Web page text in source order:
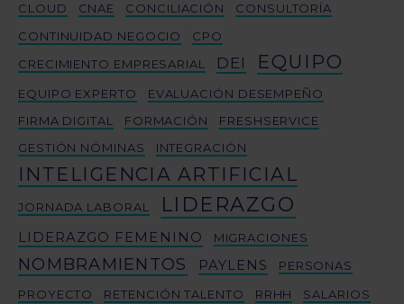
CLOUD CNAE CONCILIACIÓN
CONSULTORÍA
CONTINUIDAD NEGOCIO
CPO
CRECIMIENTO EMPRESARIAL
DEI EQUIPO
EQUIPO EXPERTO
EVALUACIÓN DESEMPEÑO
FIRMA DIGITAL
FORMACIÓN
FRESHSERVICE
GESTIÓN NÓMINAS
INTEGRACIÓN
INTELIGENCIA ARTIFICIAL
JORNADA LABORAL LIDERAZGO
LIDERAZGO FEMENINO MIGRACIONES
NOMBRAMIENTOS PAYLENS
PERSONAS
PROYECTO
RETENCIÓN TALENTO RRHH
SALARIOS